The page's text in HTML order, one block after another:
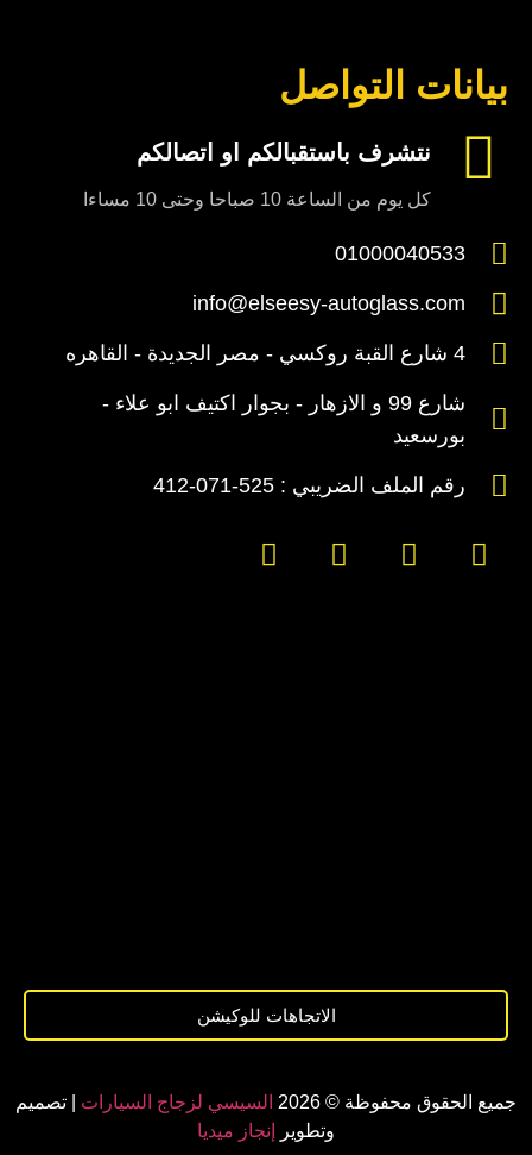
بيانات التواصل
نتشرف باستقبالكم او اتصالكم
كل يوم من الساعة 10 صباحا وحتى 10 مساءا
01000040533
info@elseesy-autoglass.com
4 شارع القبة روكسي - مصر الجديدة - القاهره
شارع 99 و الازهار - بجوار اكتيف ابو علاء -
بورسعيد
رقم الملف الضريبي : 525-071-412
الاتجاهات للوكيشن
جميع الحقوق محفوظة © 2026 السيسي لزجاج السيارات
| تصميم
وتطوير
إنجاز ميديا